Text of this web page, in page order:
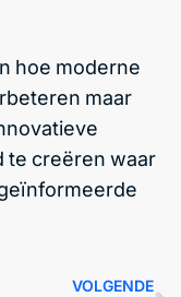
hoe moderne
maar
te creëren waar
VOLGENDE